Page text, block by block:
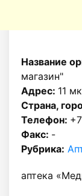
Название
магазин"
Адрес: 11
Страна,
Телефон:
Факс: -
Рубрика:
аптека